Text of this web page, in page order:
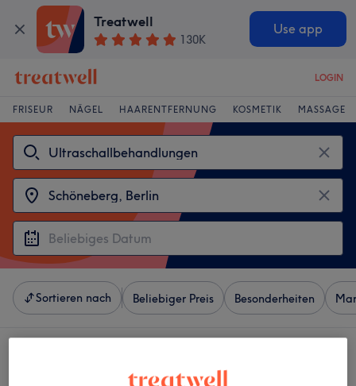
Treatwell
130K
Use app
LOGIN
FRISEUR NÄGEL HAARENTFERNUNG KOSMETIK MASSAGE
Sortieren nach Beliebiger Preis Besonderheiten